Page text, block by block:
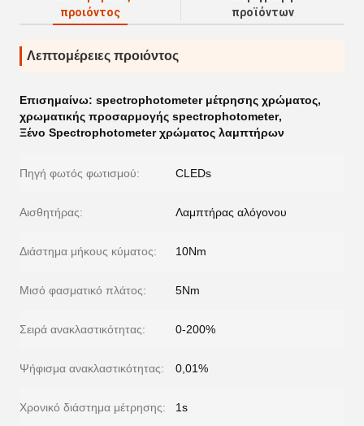
προιόντος
προϊόντων
Λεπτομέρειες προιόντος
Επισημαίνω: spectrophotometer μέτρησης χρώματος,
χρωματικής προσαρμογής spectrophotometer,
Ξένο Spectrophotometer χρώματος λαμπτήρων
Πηγή φωτός φωτισμού: CLEDs
Αισθητήρας: Λαμπτήρας αλόγονου
Διάστημα μήκους κύματος: 10Nm
Μισό φασματικό πλάτος: 5Nm
Σειρά ανακλαστικότητας: 0-200%
Ψήφισμα ανακλαστικότητας: 0,01%
Χρονικό διάστημα μέτρησης: 1s